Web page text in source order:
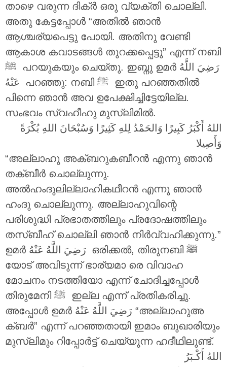
താഴെ വരുന്ന ദിക്ർ ഒരു വ്യക്തി ചൊല്ലി.
അതു കേട്ടപ്പോൾ “അതിൽ ഞാൻ
ആശ്ചര്യപെട്ടു പോയി. അതിനു വേണ്ടി
ആകാശ കവാടങ്ങൾ തുറക്കപ്പെട്ടു” എന്ന് നബി
‎ﷺ പറയുകയും ചെയ്തു. ഇബ്നു ഉമർ رَضِيَ اللَّهُ
പറഞ്ഞു: നബി ‎ﷺ ഇതു പറഞ്ഞതിൽ
പിന്നെ ഞാൻ അവ ഉപേക്ഷിച്ചിട്ടേയില്ല.
സംഭവം സ്വഹീഹു മുസ്ലിമിൽ.
اللهُ أَكْبَرُ كَبِيرًا وَالحَمْدُ لِلهِ كَثِيرًا وَسُبْحَانَ اللهِ بُكْرَةً
وَأَصِيلا
“അല്ലാഹു അക്ബറുകബീറൻ എന്നു ഞാൻ
തക്ബീർ ചൊല്ലുന്നു.
അൽഹംദുലില്ലാഹികഥീറൻ എന്നു ഞാൻ
ഹംദു ചൊല്ലുന്നു. അല്ലാഹുവിന്റെ
പരിശുദ്ധി പ്രഭാതത്തിലും പ്രദോഷത്തിലും
തസ്ബീഹ് ചൊല്ലി ഞാൻ നിർവ്വഹിക്കുന്നു.”
ഉമർ
ഒരിക്കൽ, തിരുനബി ‎ﷺ
യോട് അവിടുന്ന് ഭാര്യമാ രെ വിവാഹ
മോചനം നടത്തിയോ എന്ന് ചോദിച്ചപ്പോൾ
തിരുമേനി ‎ﷺ ഇല്ല എന്ന് പ്രതികരിച്ചു.
അപ്പോൾ ഉമർ رَضِيَ اللَّهُ عَنْهُ “അല്ലാഹുഅ
ക്ബർ” എന്ന് പറഞ്ഞതായി ഇമാം ബുഖാരിയും
മുസ്ലിമും റിപ്പോർട്ട് ചെയ്യുന്ന ഹദീഥിലുണ്ട്.
اللهُ أَكْـبَرُ